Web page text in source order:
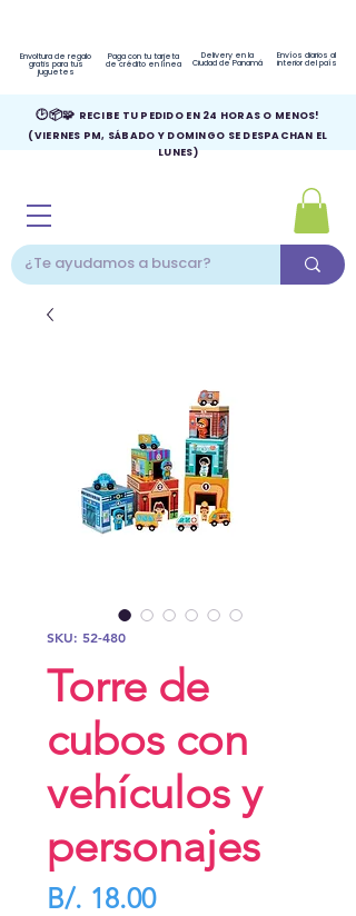
Envoltura de regalo
gratis para tus
juguetes
Paga con tu tarjeta
de crédito en línea
Delivery en la
Ciudad de Panamá
Envíos diarios al
interior del país
🕑📦🧩 RECIBE TU PEDIDO EN 24 HORAS O MENOS!
(VIERNES PM, SÁBADO Y DOMINGO SE DESPACHAN EL
LUNES)
SKU: 52-480
Torre de
cubos con
vehículos y
personajes
B/. 18.00Precio